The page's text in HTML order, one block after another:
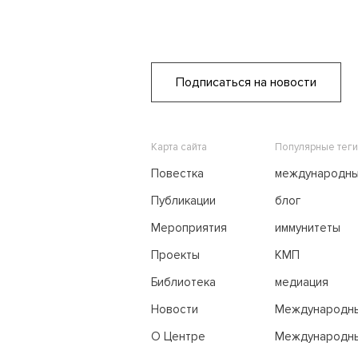
Подписаться на новости
Карта сайта
Повестка
Публикации
Мероприятия
Проекты
Библиотека
Новости
О Центре
Популярные теги
блог
иммунитеты
КМП
медиация
праву